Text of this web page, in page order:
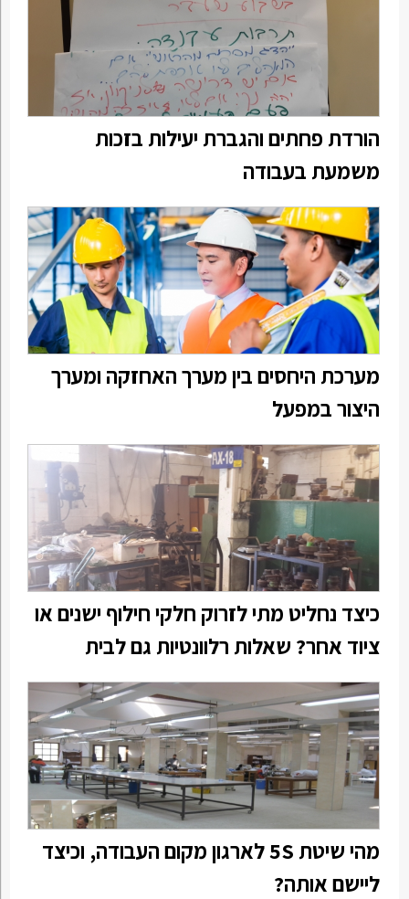
הורדת פחתים והגברת יעילות בזכות
משמעת בעבודה
מערכת היחסים בין מערך האחזקה ומערך
היצור במפעל
כיצד נחליט מתי לזרוק חלקי חילוף ישנים או
ציוד אחר? שאלות רלוונטיות גם לבית
מהי שיטת 5S לארגון מקום העבודה, וכיצד
ליישם אותה?